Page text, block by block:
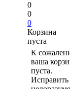
0
0
0
Корзина
пуста
К
ваша
пуста.
Исправить